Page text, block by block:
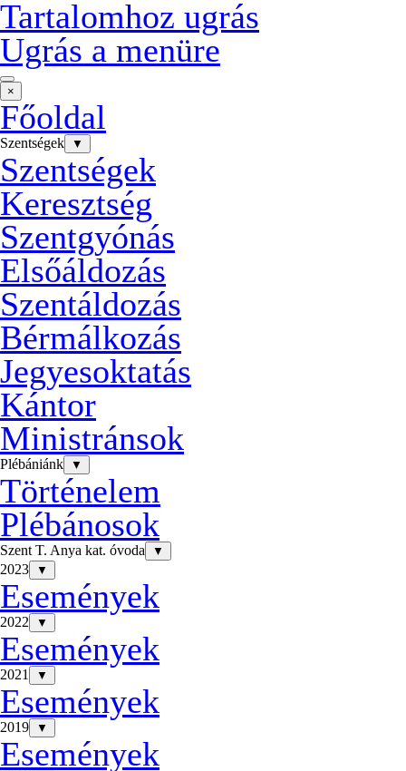
Tartalomhoz ugrás
Ugrás a menüre
×
Főoldal
Szentségek ▼
Szentségek
Keresztség
Szentgyónás
Elsőáldozás
Szentáldozás
Bérmálkozás
Jegyesoktatás
Kántor
Ministránsok
Plébániánk ▼
Történelem
Plébánosok
Szent T. Anya kat. óvoda ▼
2023 ▼
Események
2022 ▼
Események
2021 ▼
Események
2019 ▼
Események